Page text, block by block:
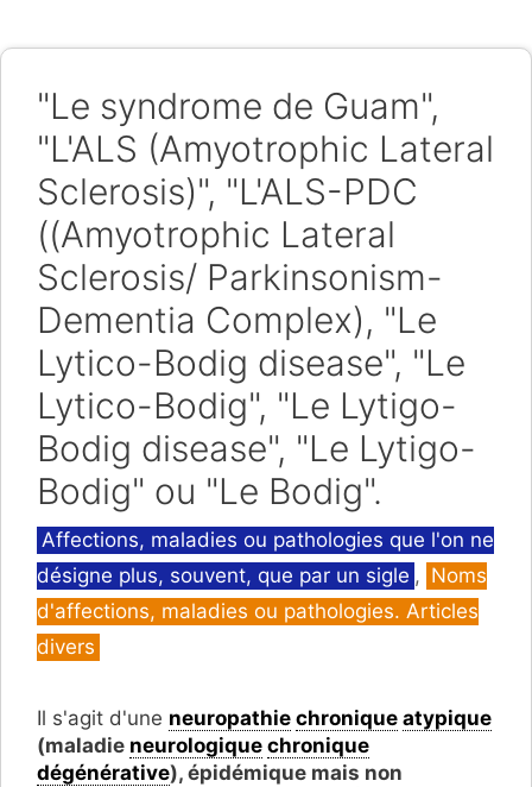
"Le syndrome de Guam",
"L'ALS (Amyotrophic Lateral
Sclerosis)", "L'ALS-PDC
((Amyotrophic Lateral
Sclerosis/ Parkinsonism-
Dementia Complex), "Le
Lytico-Bodig disease", "Le
Lytico-Bodig", "Le Lytigo-
Bodig disease", "Le Lytigo-
Bodig" ou "Le Bodig".
Catégories
Affections, maladies ou pathologies que l'on ne
désigne plus, souvent, que par un sigle , Noms
d'affections, maladies ou pathologies. Articles
divers
Il s'agit d'une neuropathie chronique atypique
(maladie neurologique chronique
dégénérative), épidémique mais non